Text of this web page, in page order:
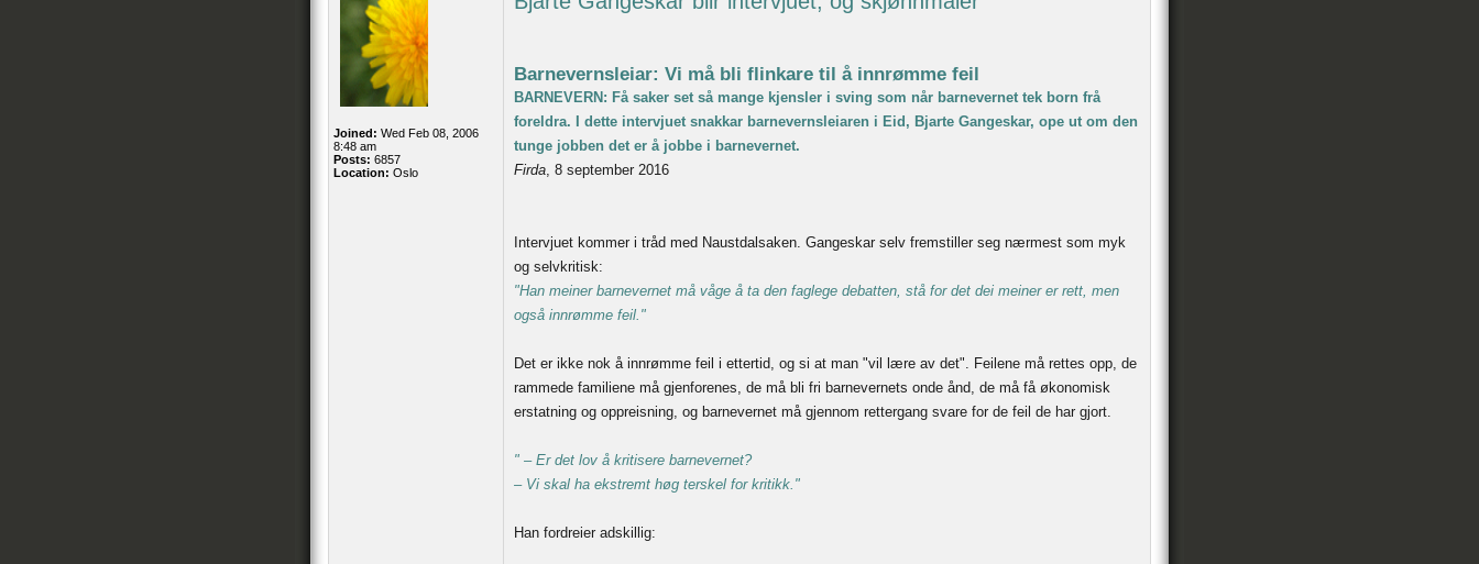
Joined: Wed Feb 08, 2006
8:48 am
Posts: 6857
Location: Oslo
Barnevernsleiar: Vi må bli flinkare til å innrømme feil
BARNEVERN: Få saker set så mange kjensler i sving som når barnevernet tek born frå
foreldra. I dette intervjuet snakkar barnevernsleiaren i Eid, Bjarte Gangeskar, ope ut om den
tunge jobben det er å jobbe i barnevernet.
Firda, 8 september 2016
Intervjuet kommer i tråd med Naustdalsaken. Gangeskar selv fremstiller seg nærmest som myk
og selvkritisk:
"Han meiner barnevernet må våge å ta den faglege debatten, stå for det dei meiner er rett, men
også innrømme feil."
Det er ikke nok å innrømme feil i ettertid, og si at man "vil lære av det". Feilene må rettes opp, de
rammede familiene må gjenforenes, de må bli fri barnevernets onde ånd, de må få økonomisk
erstatning og oppreisning, og barnevernet må gjennom rettergang svare for de feil de har gjort.
" – Er det lov å kritisere barnevernet?
– Vi skal ha ekstremt høg terskel for kritikk."
Han fordreier adskillig: